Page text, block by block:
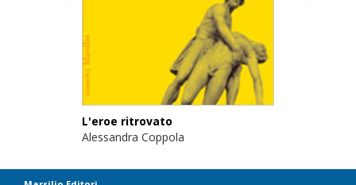
L'eroe ritrovato
Alessandra Coppola